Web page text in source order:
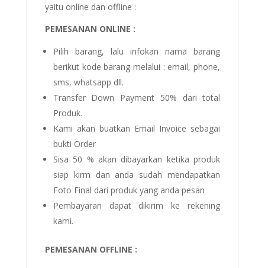
yaitu online dan offline :
PEMESANAN ONLINE :
Pilih barang, lalu infokan nama barang
berikut kode barang melalui : email, phone,
sms, whatsapp dll.
Transfer Down Payment 50% dari total
Produk.
Kami akan buatkan Email Invoice sebagai
bukti Order
Sisa 50 % akan dibayarkan ketika produk
siap kirm dan anda sudah mendapatkan
Foto Final dari produk yang anda pesan
Pembayaran dapat dikirim ke rekening
kami.
PEMESANAN OFFLINE :